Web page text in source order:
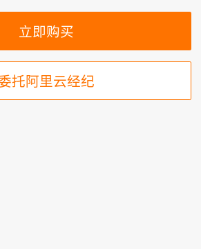
托阿里云经纪